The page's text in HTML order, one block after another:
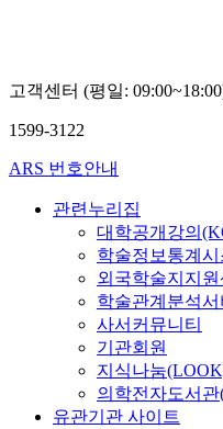
고객센터 (평일:
1599-3122
ARS 번호안내
관련누리집
대학공개강의
학술정보통계
외국학술지지
학술관계분석
사서커뮤니티
기관회원
지식나눔
의학전자도서
유관기관 사이트